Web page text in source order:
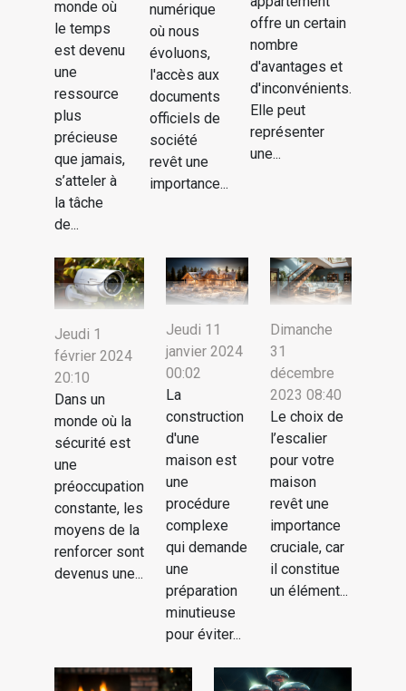
monde où
le temps
est devenu
une
ressource
plus
précieuse
que jamais,
s’atteler à
la tâche
de...
numérique
où nous
évoluons,
l'accès aux
documents
officiels de
société
revêt une
importance...
offre un certain
nombre
d'avantages et
d'inconvénients.
Elle peut
représenter
une...
Jeudi 1
février 2024
20:10
Dans un
monde où la
sécurité est
une
préoccupation
constante, les
moyens de la
renforcer sont
devenus une...
Jeudi 11
janvier 2024
00:02
La
construction
d'une
maison est
une
procédure
complexe
qui demande
une
préparation
minutieuse
pour éviter...
Dimanche
31
décembre
2023 08:40
Le choix de
l’escalier
pour votre
maison
revêt une
importance
cruciale, car
il constitue
un élément...